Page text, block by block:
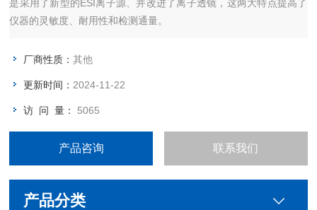
是采用了新型的ESI离子源、并改进了离子透镜，这两大特点提高了
仪器的灵敏度、耐用性和检测通量。
厂商性质：其他
更新时间： 2024-11-22
访 问 量： 5065
产品咨询 联系我们
产品分类